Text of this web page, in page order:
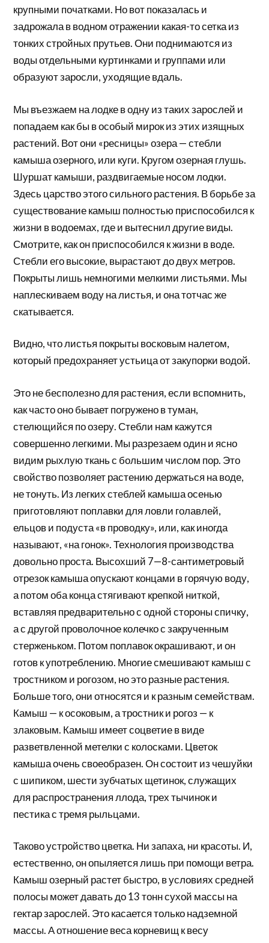
крупными початками. Но вот показалась и
задрожала в водном отражении какая-то сетка из
тонких стройных прутьев. Они поднимаются из
воды отдельными куртинками и группами или
образуют заросли, уходящие вдаль.
Мы въезжаем на лодке в одну из таких зарослей и
попадаем как бы в особый мирок из этих изящных
растений. Вот они «ресницы» озера — стебли
камыша озерного, или куги. Кругом озерная глушь.
Шуршат камыши, раздвигаемые носом лодки.
Здесь царство этого сильного растения. В борьбе за
существование камыш полностью приспособился к
жизни в водоемах, где и вытеснил другие виды.
Смотрите, как он приспособился к жизни в воде.
Стебли его высокие, вырастают до двух метров.
Покрыты лишь немногими мелкими листьями. Мы
наплескиваем воду на листья, и она тотчас же
скатывается.
Видно, что листья покрыты восковым налетом,
который предохраняет устьица от закупорки водой.
Это не бесполезно для растения, если вспомнить,
как часто оно бывает погружено в туман,
стелющийся по озеру. Стебли нам кажутся
совершенно легкими. Мы разрезаем один и ясно
видим рыхлую ткань с большим числом пор. Это
свойство позволяет растению держаться на воде,
не тонуть. Из легких стеблей камыша осенью
приготовляют поплавки для ловли голавлей,
ельцов и подуста «в проводку», или, как иногда
называют, «на гонок». Технология производства
довольно проста. Высохший 7—8-сантиметровый
отрезок камыша опускают концами в горячую воду,
а потом оба конца стягивают крепкой ниткой,
вставляя предварительно с одной стороны спичку,
а с другой проволочное колечко с закрученным
стерженьком. Потом поплавок окрашивают, и он
готов к употреблению. Многие смешивают камыш с
тростником и рогозом, но это разные растения.
Больше того, они относятся и к разным семействам.
Камыш — к осоковым, а тростник и рогоз — к
злаковым. Камыш имеет соцветие в виде
разветвленной метелки с колосками. Цветок
камыша очень своеобразен. Он состоит из чешуйки
с шипиком, шести зубчатых щетинок, служащих
для распространения ллода, трех тычинок и
пестика с тремя рыльцами.
Таково устройство цветка. Ни запаха, ни красоты. И,
естественно, он опыляется лишь при помощи ветра.
Камыш озерный растет быстро, в условиях средней
полосы может давать до 13 тонн сухой массы на
гектар зарослей. Это касается только надземной
массы. А отношение веса корневищ к весу